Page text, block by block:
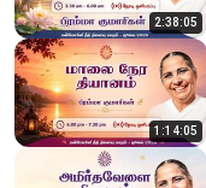
2:38:05
1:14:05